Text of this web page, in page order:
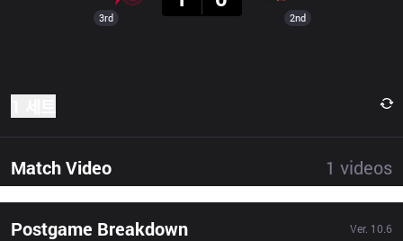
3rd 2nd
Match Video 1 videos
Postgame Breakdown Ver. 10.6